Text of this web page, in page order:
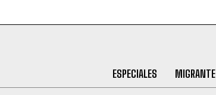
ESPECIALES